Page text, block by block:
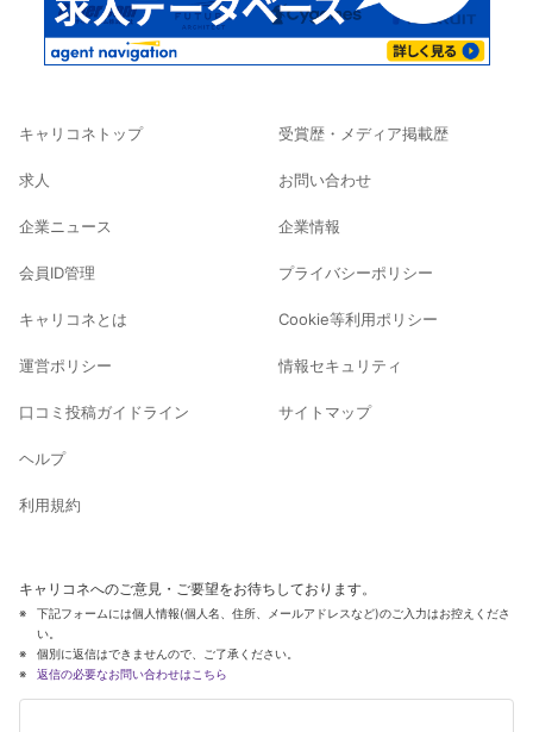
キャリコネトップ
求人
企業ニュース
会員ID管理
キャリコネとは
運営ポリシー
口コミ投稿ガイドライン
ヘルプ
利用規約
受賞歴・メディア掲載歴
お問い合わせ
企業情報
プライバシーポリシー
Cookie等利用ポリシー
情報セキュリティ
サイトマップ
キャリコネへのご意見・ご要望をお待ちしております。
下記フォームには個人情報(個人名、住所、メールアドレスなど)のご入力はお控えくださ
い。
個別に返信はできませんので、ご了承ください。
返信の必要なお問い合わせはこちら